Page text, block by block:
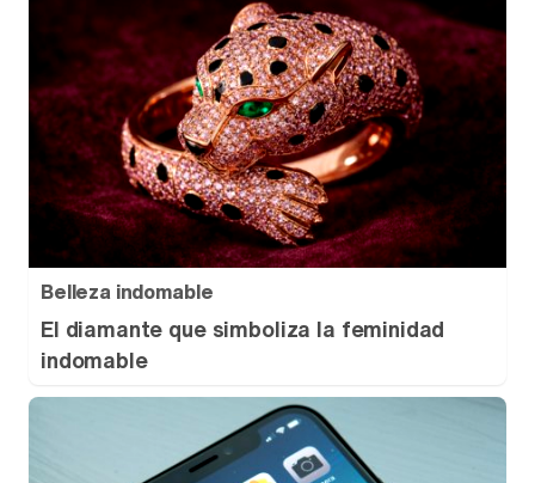
Belleza indomable
El diamante que simboliza la feminidad
indomable